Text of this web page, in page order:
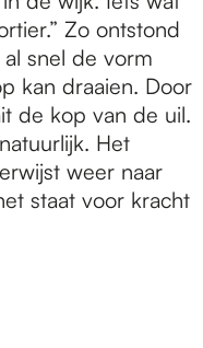
Zo ontstond
snel de vorm
kan draaien. Door
de kop van de uil.
Het
weer naar
staat voor kracht